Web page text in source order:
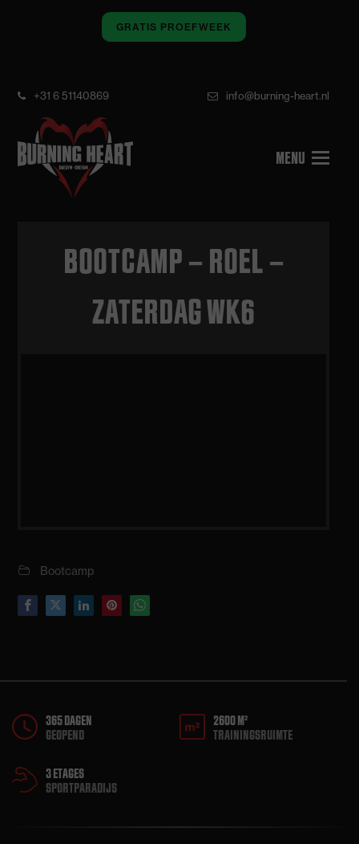
GRATIS PROEFWEEK
+31 6 51140869 info@burning-heart.nl
BOOTCAMP – ROEL –
ZATERDAG WK6
Bootcamp
365 DAGEN
GEOPEND
2600 M²
TRAININGSRUIMTE
3 ETAGES
SPORTPARADIJS